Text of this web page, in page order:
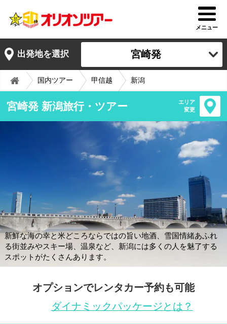
メニュー
出発地を選択 宮崎発
国内ツアー 甲信越 新潟
宮崎発 新潟旅行・ツアー
エリア
変更
新鮮な海の幸と米どころならではの旨い地酒、雪国情緒あふれ
る街並みやスキー場、温泉など、新潟には多くの人を魅了する
スポットがたくさんあります。
オプションでレンタカー予約も可能
ダイナミックパッケージとは？